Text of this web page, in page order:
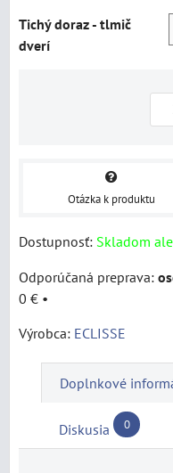
Tichý doraz - tlmič
dverí
Otázka k produktu
Dostupnosť: Skladom
0 € •
Výrobca: ECLISSE
Doplnkové
Diskusia 0